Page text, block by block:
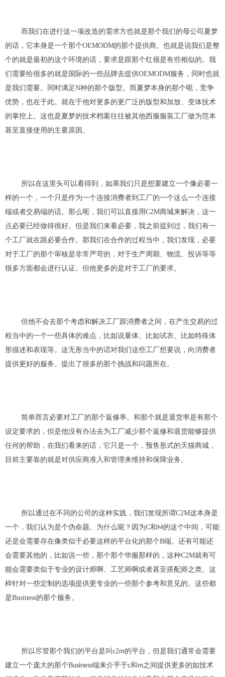
而我们在进行这一项改造的需求方也就是那个我们的母公司 夏梦
的话，它本身是一个那个OEMODM的那个提供商。也就是说我们是整
个的就是最初的这个环境的话，要求是跟那个红领是有些相似的。 我
们需要给很多的就是国际的一些品牌去提供OEMODM服务，同时也就
是我们需要。同时满足N种的那个版型。而 夏梦本身的那个呃，竞争
优势 ，也在于此。就在于他对更多的更广泛的版型和加放、变体技术
的掌控上。这也是夏梦的技术档案往往被其他西服服装工厂做为范本
甚至直接使用的主要原因。
所以在这里头可以看得到，如果我们只是想要建立一个像必要一
样的一个 ， 一个只是作为一个连接消费者到工厂的一个这么一个连接
端或者交易端的话。那么呃，我们可以直接用C2M商城来解决 ，这一
点必要已经做得很好。但是我们来看必要，我之前提到过，我们有一
个工厂就在跟必要合作。那我们在合作的过程当中，我们发现 ，必要
对于工厂的那个审核是非常严苛的 ，对于生产周期、物流、投诉等等
很多方面都会进行认证。但他更多的是对于工厂的要求。
但他不会去那个考虑和解决工厂跟消费者之间， 在产生交易的过
程当中的一个一些具体的难点， 比如说量体、比如试衣、比如特殊体
形描述和表现等。 这无形当中的话对我们这些工厂想要说，向消费者
提供更好的服务。提出了很多的那个挑战和问题所在。
简单而言必要对工厂的那个返修率。和那个就是退货率是有那个
设定要求的，但是他没有办法去为工厂减少那个返修和退货能够提供
任何的帮助，在我们看来的话，它只是一个，预售形式的天猫商城，
目前主要靠的就是对供应商准入和管理来维持和保障业务。
所以通过在不同的公司的这种实践， 我们发现所谓C2M这本身是
一个 ， 我们认为是个伪命题。 为什么呢 ？ 因为C和 M的这个中 间， 可能
还是会需要存在像类似于必要这样的平台化的那个B端。 还有可能还
会需要其他的， 比如说一些，那个那个华服那样的， 这种C2M就有可
能会需要类似于专业的设计师啊、 工艺师啊 或者甚至搭配师之类。这
样针对一些定制的选项提供更专业的一些那个参考和意见的。 这些都
是Business的那个服务。
所以尽管那个我们的平台是叫 c2m的平台， 但是我们通常会需要
建立一个庞大的那个Business端来介乎于c和 m之间提供更多的如技术